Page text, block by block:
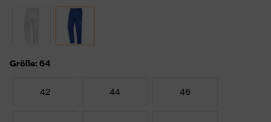
Größe: 64
42 44 46